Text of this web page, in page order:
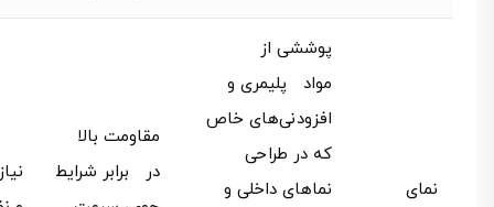
نمای
پوششی از
مواد پلیمری و
افزودنی‌های خاص
که در طراحی
نماهای داخلی و
مقاومت بالا
در برابر شرایط